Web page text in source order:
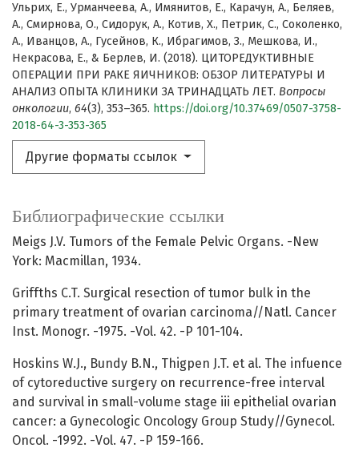
Ульрих, Е., Урманчеева, А., Имянитов, Е., Карачун, А., Беляев,
А., Смирнова, О., Сидорук, А., Котив, Х., Петрик, С., Соколенко,
А., Иванцов, А., Гусейнов, К., Ибрагимов, З., Мешкова, И.,
Некрасова, Е., & Берлев, И. (2018). ЦИТОРЕДУКТИВНЫЕ
ОПЕРАЦИИ ПРИ РАКЕ ЯИЧНИКОВ: ОБЗОР ЛИТЕРАТУРЫ И
АНАЛИЗ ОПЫТА КЛИНИКИ ЗА ТРИНАДЦАТЬ ЛЕТ. Вопросы
онкологии, 64(3), 353–365. https://doi.org/10.37469/0507-3758-
2018-64-3-353-365
Другие форматы ссылок
Библиографические ссылки
Meigs J.V. Tumors of the Female Pelvic Organs. -New
York: Macmillan, 1934.
Griffths C.T. Surgical resection of tumor bulk in the
primary treatment of ovarian carcinoma//Natl. Cancer
Inst. Monogr. -1975. -Vol. 42. -P 101-104.
Hoskins W.J., Bundy B.N., Thigpen J.T. et al. The infuence
of cytoreductive surgery on recurrence-free interval
and survival in small-volume stage iii epithelial ovarian
cancer: a Gynecologic Oncology Group Study//Gynecol.
Oncol. -1992. -Vol. 47. -P 159-166.